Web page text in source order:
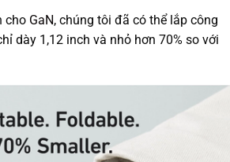
cho GaN, chúng tôi đã có thể lắp công
dày 1,12 inch và nhỏ hơn 70% so với